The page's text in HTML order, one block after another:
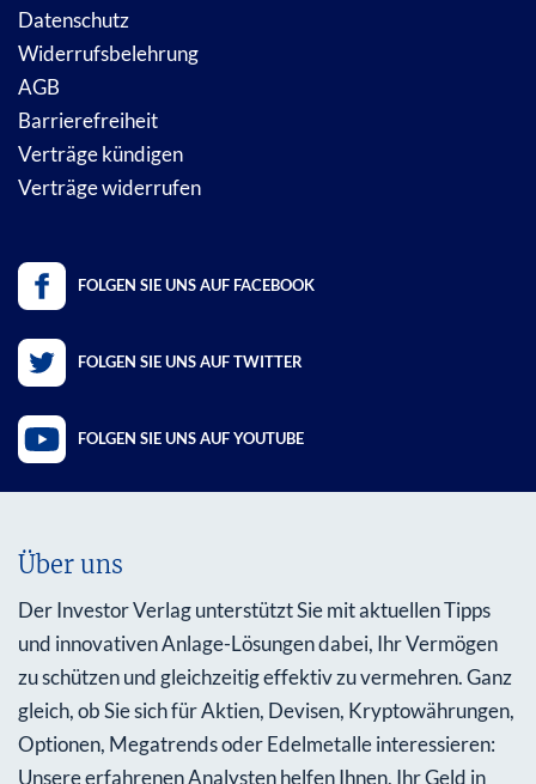
Datenschutz
Widerrufsbelehrung
AGB
Barrierefreiheit
Verträge kündigen
Verträge widerrufen
FOLGEN SIE UNS AUF FACEBOOK
FOLGEN SIE UNS AUF TWITTER
FOLGEN SIE UNS AUF YOUTUBE
Über uns
Der Investor Verlag unterstützt Sie mit aktuellen Tipps
und innovativen Anlage-Lösungen dabei, Ihr Vermögen
zu schützen und gleichzeitig effektiv zu vermehren. Ganz
gleich, ob Sie sich für Aktien, Devisen, Kryptowährungen,
Optionen, Megatrends oder Edelmetalle interessieren:
Unsere erfahrenen Analysten helfen Ihnen, Ihr Geld in